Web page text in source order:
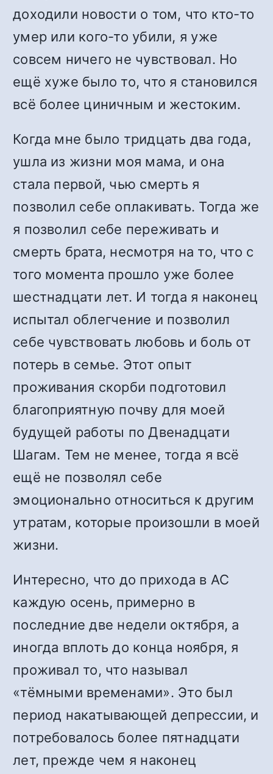
доходили новости о том, что кто-то
умер или кого-то убили, я уже
совсем ничего не чувствовал. Но
ещё хуже было то, что я становился
всё более циничным и жестоким.
Когда мне было тридцать два года,
ушла из жизни моя мама, и она
стала первой, чью смерть я
позволил себе оплакивать. Тогда же
я позволил себе переживать и
смерть брата, несмотря на то, что с
того момента прошло уже более
шестнадцати лет. И тогда я наконец
испытал облегчение и позволил
себе чувствовать любовь и боль от
потерь в семье. Этот опыт
проживания скорби подготовил
благоприятную почву для моей
будущей работы по Двенадцати
Шагам. Тем не менее, тогда я всё
ещё не позволял себе
эмоционально относиться к другим
утратам, которые произошли в моей
жизни.
Интересно, что до прихода в АС
каждую осень, примерно в
последние две недели октября, а
иногда вплоть до конца ноября, я
проживал то, что называл
«тёмными временами». Это был
период накатывающей депрессии, и
потребовалось более пятнадцати
лет, прежде чем я наконец